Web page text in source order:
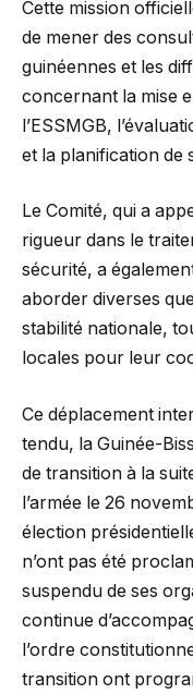
Cette mission
de mener des
guinéennes et les
concernant la mise
l’ESSMGB,
et la planification de
Le Comité, qui a
rigueur dans le
sécurité, a
aborder diverses
stabilité nationale,
locales pour leur
Ce déplacement
tendu, la Guinée-
de transition à la
l’armée le 26
élection
n’ont pas été
suspendu de ses
continue
l’ordre
transition ont